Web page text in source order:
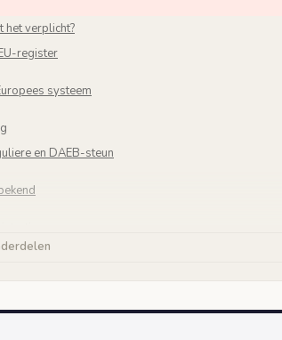
het verplicht?
register
systeem
en DAEB-steun
bestaan